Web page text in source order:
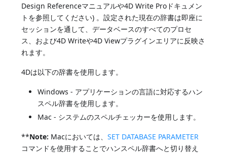
Design Referenceマニュアルや4D Write Proドキュメン
トを参照してください) 。設定された現在の辞書は即座に
セッションを通して、データベースのすべてのプロセ
ス、および4D Writeや4D Viewプラグインエリアに反映さ
れます。
4Dは以下の辞書を使用します。
Windows - アプリケーションの言語に対応するハン
スペル辞書を使用します。
Mac - システムのスペルチェッカーを使用します。
**Note: Macにおいては、SET DATABASE PARAMETER
コマンドを使用することでハンスペル辞書へと切り替え